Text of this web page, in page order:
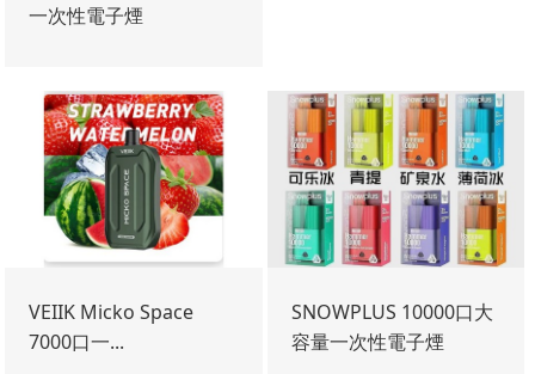
一次性電子煙
VEIIK Micko Space
7000口一...
SNOWPLUS 10000口大
容量一次性電子煙